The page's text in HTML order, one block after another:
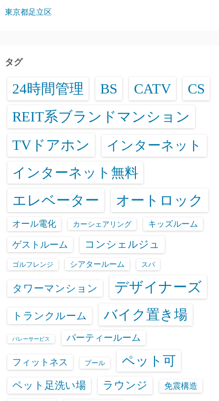
東京都足立区
タグ
24時間管理 BS CATV CS
REIT系ブランドマンション
TVドアホン インターネット
インターネット無料
エレベーター オートロック
オール電化 カーシェアリング キッズルーム
ゲストルーム コンシェルジュ
ゴルフレンジ シアタールーム スパ
タワーマンション デザイナーズ
トランクルーム バイク置き場
バレーサービス パーティールーム
フィットネス プール ペット可
ペット足洗い場 ラウンジ 免震構造